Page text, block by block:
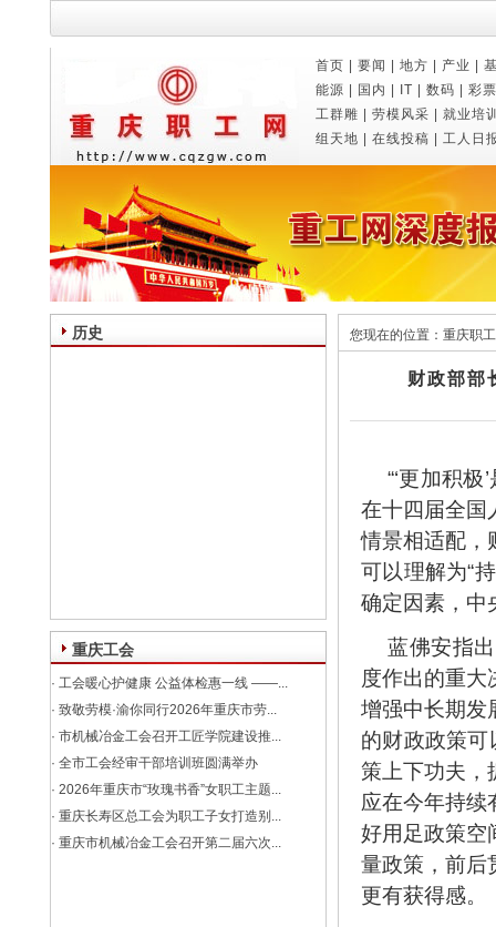
首页 要闻 地方 产业
能源
国内 IT 数码
彩票
工群雕
劳模风采
就业培
组天地
在线投稿 工人日
历史
重庆工会
· 工会暖心护健康 公益体检惠一线 ——...
· 致敬劳模·渝你同行2026年重庆市劳...
· 市机械冶金工会召开工匠学院建设推...
· 全市工会经审干部培训班圆满举办
· 2026年重庆市“玫瑰书香”女职工主题...
· 重庆长寿区总工会为职工子女打造别...
· 重庆市机械冶金工会召开第二届六次...
您现在的位置： 重庆职
财政部部
“‘更加积
在十四届全国
情景相适配，
可以理解为“
确定因素，中
蓝佛安指
度作出的重大
增强中长期发
的财政政策可
策上下功夫，
应在今年持续
好用足政策空
量政策，前后
更有获得感。